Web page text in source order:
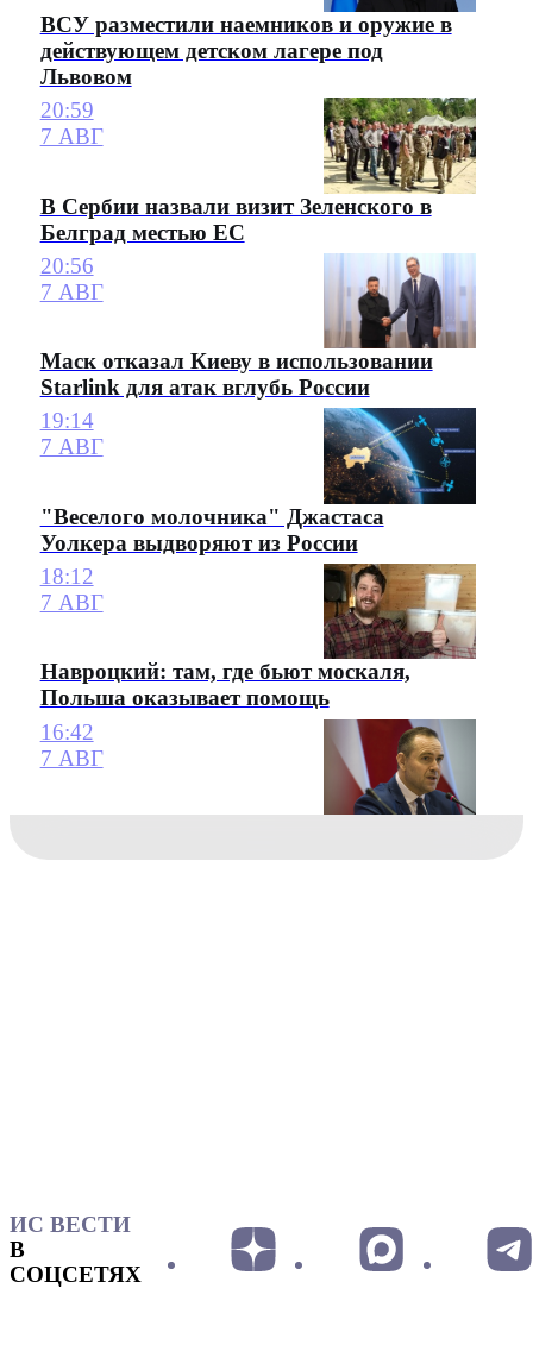
ВСУ разместили наемников и оружие в
действующем детском лагере под
Львовом
20:59
7 АВГ
В Сербии назвали визит Зеленского в
Белград местью ЕС
20:56
7 АВГ
Маск отказал Киеву в использовании
Starlink для атак вглубь России
19:14
7 АВГ
"Веселого молочника" Джастаса
Уолкера выдворяют из России
18:12
7 АВГ
Навроцкий: там, где бьют москаля,
Польша оказывает помощь
16:42
7 АВГ
ИС ВЕСТИ
В
СОЦСЕТЯХ